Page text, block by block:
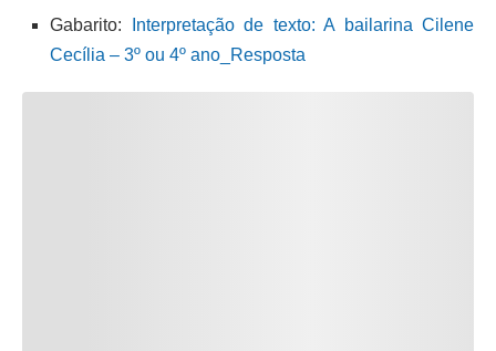
Gabarito:
Interpretação de texto: A bailarina Cilene
Cecília – 3º ou 4º ano_Resposta